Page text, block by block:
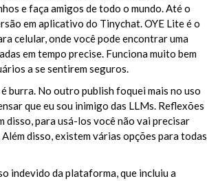
e faça amigos de todo o mundo. Até o
em aplicativo do Tinychat. OYE Lite é o
celular, onde você pode encontrar uma
em tempo precise. Funciona muito bem
a se sentirem seguros.
burra. No outro publish foquei mais no uso
que eu sou inimigo das LLMs. Reflexões
para usá-los você não vai precisar
disso, existem várias opções para todas
indevido da plataforma, que incluiu a